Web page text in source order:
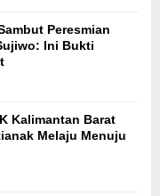
Peresmian
Ini Bukti
Kalimantan Barat
Melaju Menuju